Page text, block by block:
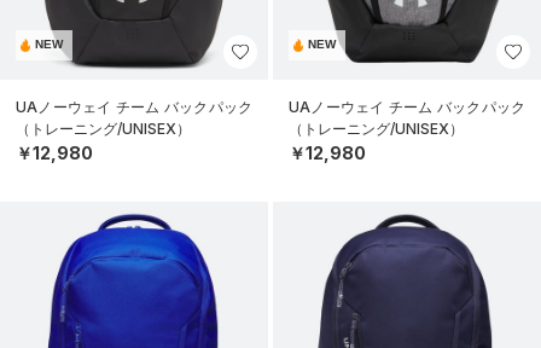
NEW
UAノーウェイ チーム バックパック
（トレーニング/UNISEX）
￥12,980
NEW
UAノーウェイ チーム バックパック
（トレーニング/UNISEX）
￥12,980